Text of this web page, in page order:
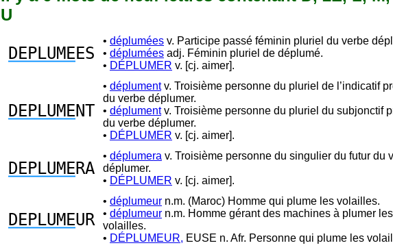
U
DEPLUMEES
• déplumées v. Participe passé féminin pluriel du verbe
• déplumées adj. Féminin pluriel de déplumé.
• DÉPLUMER v. [cj. aimer].
DEPLUMENT
• déplumentv. Troisième personne du pluriel de l’indicatif
du verbe déplumer.
• déplumentv. Troisième personne du pluriel du subjonctif
du verbe déplumer.
• DÉPLUMER v. [cj. aimer].
DEPLUMERA
• déplumera v. Troisième personne du singulier du futur du
déplumer.
• DÉPLUMER v. [cj. aimer].
DEPLUMEUR
• déplumeur n.m. (Maroc) Homme qui plume les volailles.
• déplumeur n.m. Homme gérant des machines à plumer les
volailles.
• DÉPLUMEUR, EUSE n. Afr. Personne qui plume les